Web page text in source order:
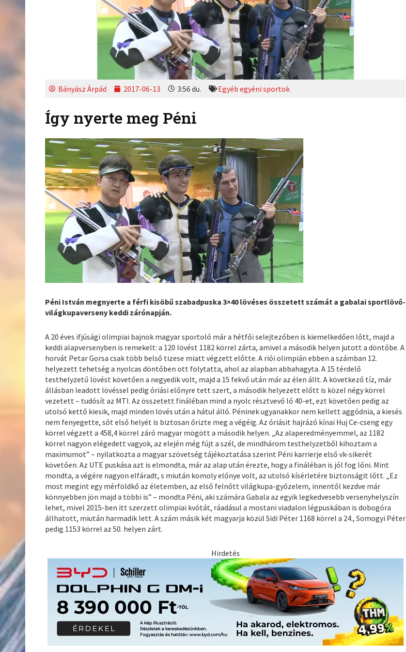
Bányász Árpád 2017-06-13 3:56 du. Egyéb egyéni sportok
Így nyerte meg Péni
Péni István megnyerte a férfi kisöbű szabadpuska 3×40 lövéses összetett számát a gabalai sportlövő-
világkupaverseny keddi zárónapján.
A 20 éves ifjúsági olimpiai bajnok magyar sportoló már a hétfői selejtezőben is kiemelkedően lőtt, majd a
keddi alapversenyben is remekelt: a 120 lövést 1182 körrel zárta, amivel a második helyen jutott a döntőbe. A
horvát Petar Gorsa csak több belső tizese miatt végzett előtte. A riói olimpián ebben a számban 12.
helyezett tehetség a nyolcas döntőben ott folytatta, ahol az alapban abbahagyta. A 15 térdelő
testhelyzetű lövést követően a negyedik volt, majd a 15 fekvő után már az élen állt. A következő tíz, már
állásban leadott lövéssel pedig óriási előnyre tett szert, a második helyezett előtt is közel négy körrel
vezetett – tudósít az MTI. Az összetett fináléban mind a nyolc résztvevő lő 40-et, ezt követően pedig az
utolsó kettő kiesik, majd minden lövés után a hátul álló. Péninek ugyanakkor nem kellett aggódnia, a kiesés
nem fenyegette, sőt első helyét is biztosan őrizte meg a végéig. Az óriásit hajrázó kínai Huj Ce-cseng egy
körrel végzett a 458,4 körrel záró magyar mögött a második helyen. „Az alaperedményemmel, az 1182
körrel nagyon elégedett vagyok, az elején még fújt a szél, de mindhárom testhelyzetből kihoztam a
maximumot” – nyilatkozta a magyar szövetség tájékoztatása szerint Péni karrierje első vk-sikerét
követően. Az UTE puskása azt is elmondta, már az alap után érezte, hogy a fináléban is jól fog lőni. Mint
mondta, a végére nagyon elfáradt, s miután komoly előnye volt, az utolsó kísérletére biztonságit lőtt. „Ez
most megint egy mérföldkő az életemben, az első felnőtt világkupa-győzelem, innentől kezdve már
könnyebben jön majd a többi is” – mondta Péni, aki számára Gabala az egyik legkedvesebb versenyhelyszín
lehet, mivel 2015-ben itt szerzett olimpiai kvótát, ráadásul a mostani viadalon légpuskában is dobogóra
állhatott, miután harmadik lett. A szám másik két magyarja közül Sidi Péter 1168 körrel a 24., Somogyi Péter
pedig 1153 körrel az 50. helyen zárt.
Hirdetés